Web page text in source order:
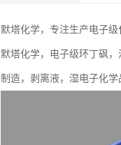
默塔化学，专注生产电子
默塔化学，电子级环丁砜
制造，剥离液，湿电子化学